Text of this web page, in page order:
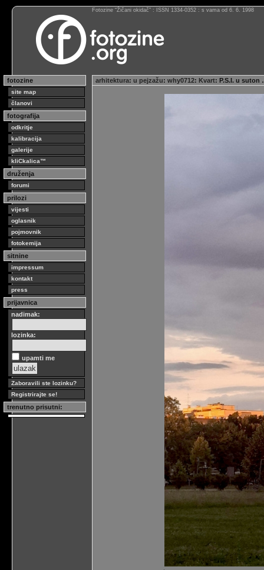
Fotozine “Žičani okidač” : ISSN 1334-0352 : s vama od 6. 6. 1998
fotozine
site map
članovi
fotografija
odkritje
kalibracija
galerije
kliCkalica™
druženja
forumi
prilozi
vijesti
oglasnik
pojmovnik
fotokemija
sitnine
impressum
kontakt
press
prijavnica
nadimak:
lozinka:
upamti me
Zaboravili ste lozinku?
Registrirajte se!
trenutno prisutni:
arhitektura: u pejzažu: why0712: Kvart: P.S.I. u